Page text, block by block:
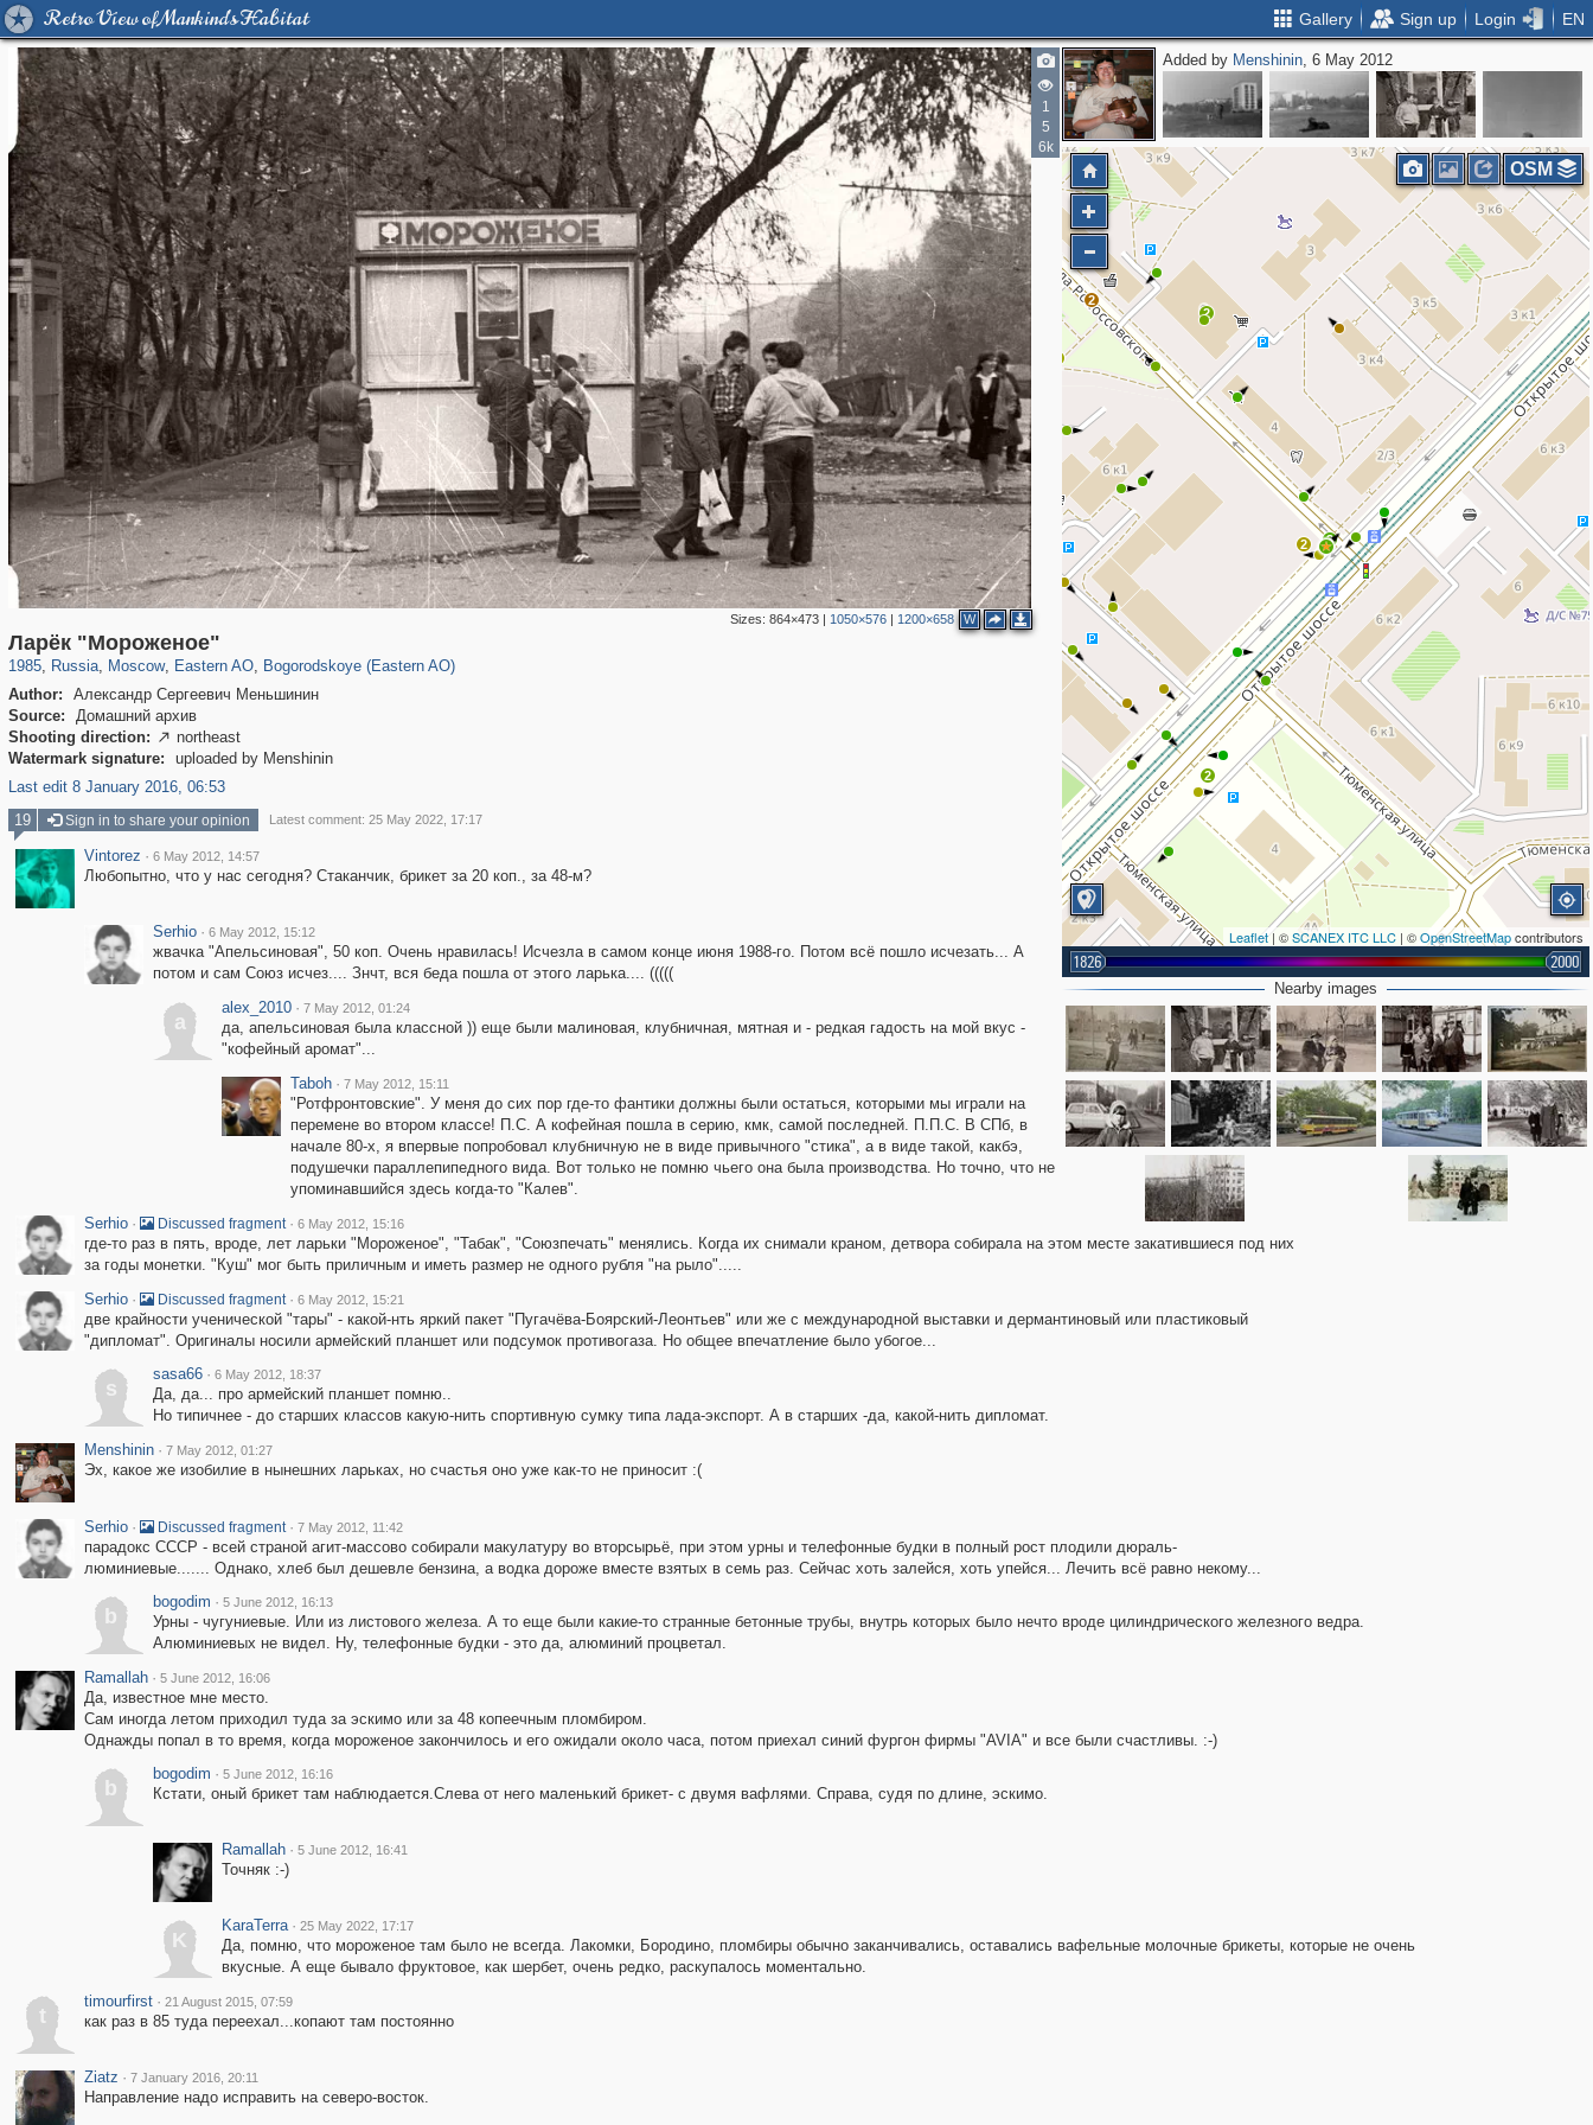
Retro View of Mankind's Habitat Gallery Sign up Login EN
1
5
6k
Sizes: 864×473| 1050×576| 1200×658 W
Ларёк "Мороженое"
1985, Russia
1,406,839 29,243
, Moscow
319,861 8,286
, Eastern AO
20,939 306
, Bogorodskoye (Eastern AO)
Author:
Александр Сергеевич Меньшинин
Source:
Домашний архив
Shooting direction:  northeast
Watermark signature:
uploaded by Menshinin
Last edit 8 January 2016, 06:53
Added by Menshinin, 6 May 2012
2 3
2
2
2
Leaflet | ©SCANEX ITC LLC | ©OpenStreetMapcontributors
1826 2000
OSM
Nearby images
19 Sign in to share your opinion Latest comment: 25 May 2022, 17:17
Vintorez · 6 May 2012, 14:57
Любопытно, что у нас сегодня? Стаканчик, брикет за 20 коп., за 48-м?
Serhio · 6 May 2012, 15:12
жвачка "Апельсиновая", 50 коп. Очень нравилась! Исчезла в самом конце июня 1988-го. Потом всё пошло исчезать... А
потом и сам Союз исчез.... Знчт, вся беда пошла от этого ларька.... (((((
a
alex_2010 · 7 May 2012, 01:24
да, апельсиновая была классной )) еще были малиновая, клубничная, мятная и - редкая гадость на мой вкус -
"кофейный аромат"...
Taboh · 7 May 2012, 15:11
"Ротфронтовские". У меня до сих пор где-то фантики должны были остаться, которыми мы играли на
перемене во втором классе! П.С. А кофейная пошла в серию, кмк, самой последней. П.П.С. В СПб, в
начале 80-х, я впервые попробовал клубничную не в виде привычного "стика", а в виде такой, какбэ,
подушечки параллепипедного вида. Вот только не помню чьего она была производства. Но точно, что не
упоминавшийся здесь когда-то "Калев".
Serhio · Discussed fragment · 6 May 2012, 15:16
где-то раз в пять, вроде, лет ларьки "Мороженое", "Табак", "Союзпечать" менялись. Когда их снимали краном, детвора собирала на этом месте закатившиеся под них
за годы монетки. "Куш" мог быть приличным и иметь размер не одного рубля "на рыло".....
Serhio · Discussed fragment · 6 May 2012, 15:21
две крайности ученической "тары" - какой-нть яркий пакет "Пугачёва-Боярский-Леонтьев" или же с международной выставки и дермантиновый или пластиковый
"дипломат". Оригиналы носили армейский планшет или подсумок противогаза. Но общее впечатление было убогое...
s
sasa66 · 6 May 2012, 18:37
Да, да... про армейский планшет помню..
Но типичнее - до старших классов какую-нить спортивную сумку типа лада-экспорт. А в старших -да, какой-нить дипломат.
Menshinin · 7 May 2012, 01:27
Эх, какое же изобилие в нынешних ларьках, но счастья оно уже как-то не приносит :(
Serhio · Discussed fragment · 7 May 2012, 11:42
парадокс СССР - всей страной агит-массово собирали макулатуру во вторсырьё, при этом урны и телефонные будки в полный рост плодили дюраль-
люминиевые....... Однако, хлеб был дешевле бензина, а водка дороже вместе взятых в семь раз. Сейчас хоть залейся, хоть упейся... Лечить всё равно некому...
b
bogodim · 5 June 2012, 16:13
Урны - чугуниевые. Или из листового железа. А то еще были какие-то странные бетонные трубы, внутрь которых было нечто вроде цилиндрического железного ведра.
Алюминиевых не видел. Ну, телефонные будки - это да, алюминий процветал.
Ramallah · 5 June 2012, 16:06
Да, известное мне место.
Сам иногда летом приходил туда за эскимо или за 48 копеечным пломбиром.
Однажды попал в то время, когда мороженое закончилось и его ожидали около часа, потом приехал синий фургон фирмы "AVIA" и все были счастливы. :-)
b
bogodim · 5 June 2012, 16:16
Кстати, оный брикет там наблюдается.Слева от него маленький брикет- с двумя вафлями. Справа, судя по длине, эскимо.
Ramallah · 5 June 2012, 16:41
Точняк :-)
K
KaraTerra · 25 May 2022, 17:17
Да, помню, что мороженое там было не всегда. Лакомки, Бородино, пломбиры обычно заканчивались, оставались вафельные молочные брикеты, которые не очень
вкусные. А еще бывало фруктовое, как шербет, очень редко, раскупалось моментально.
t
timourfirst · 21 August 2015, 07:59
как раз в 85 туда переехал...копают там постоянно
Ziatz · 7 January 2016, 20:11
Направление надо исправить на северо-восток.